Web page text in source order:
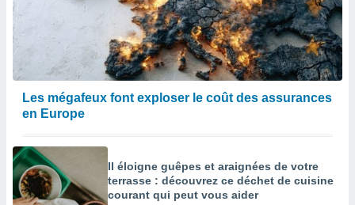
Les mégafeux font exploser le coût des assurances
en Europe
Il éloigne guêpes et araignées de votre
terrasse : découvrez ce déchet de cuisine
courant qui peut vous aider